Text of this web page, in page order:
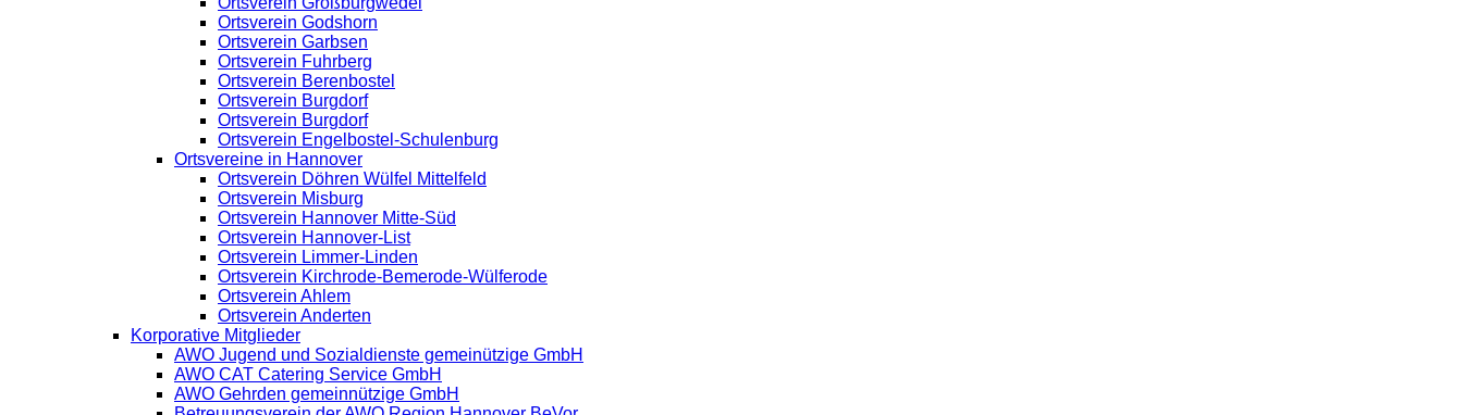
Ortsverein Godshorn
Ortsverein Garbsen
Ortsverein Fuhrberg
Ortsverein Berenbostel
Ortsverein Burgdorf
Ortsverein Burgdorf
Ortsverein Engelbostel-Schulenburg
Ortsvereine in Hannover
Ortsverein Döhren Wülfel Mittelfeld
Ortsverein Misburg
Ortsverein Hannover Mitte-Süd
Ortsverein Hannover-List
Ortsverein Limmer-Linden
Ortsverein Kirchrode-Bemerode-Wülferode
Ortsverein Ahlem
Ortsverein Anderten
Korporative Mitglieder
AWO Jugend und Sozialdienste gemeinützige GmbH
AWO CAT Catering Service GmbH
AWO Gehrden gemeinnützige GmbH